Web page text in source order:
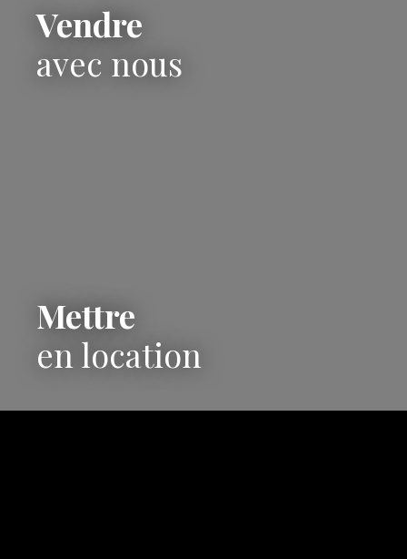
Vendre
avec nous
Mettre
en location